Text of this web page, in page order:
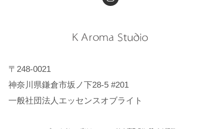
〒248-0021
神奈川県鎌倉市坂ノ下28-5 #201
一般社団法人エッセンスオブライト